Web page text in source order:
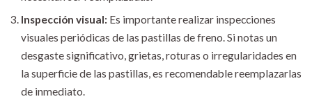
Inspección visual: Es importante realizar inspecciones
visuales periódicas de las pastillas de freno. Si notas un
desgaste significativo, grietas, roturas o irregularidades en
la superficie de las pastillas, es recomendable reemplazarlas
de inmediato.